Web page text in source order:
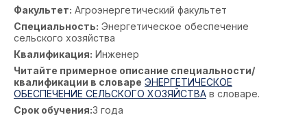
Факультет: Агроэнергетический факультет
Специальность: Энергетическое обеспечение
сельского хозяйства
Квалификация: Инженер
Читайте примерное описание специальности/
квалификации в словаре ЭНЕРГЕТИЧЕСКОЕ
ОБЕСПЕЧЕНИЕ СЕЛЬСКОГО ХОЗЯЙСТВА в словаре.
Срок обучения:3 года